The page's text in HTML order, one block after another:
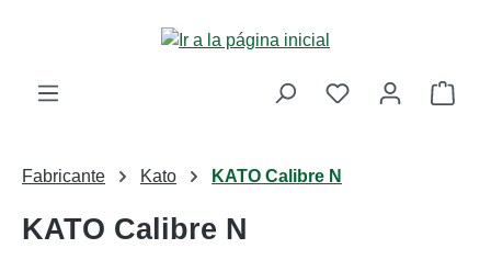
Saltar al contenido principal
La
Fabricante Kato KATO Calibre N
KATO Calibre N